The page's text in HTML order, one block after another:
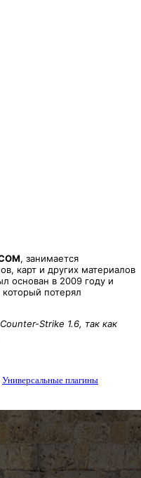
, занимается
карт и других материалов
основан в 2009 году и
потерял
Strike 1.6, так как
Универсальные плагины